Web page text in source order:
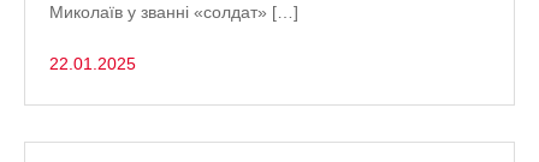
Миколаїв у званні «солдат» […]
22.01.2025